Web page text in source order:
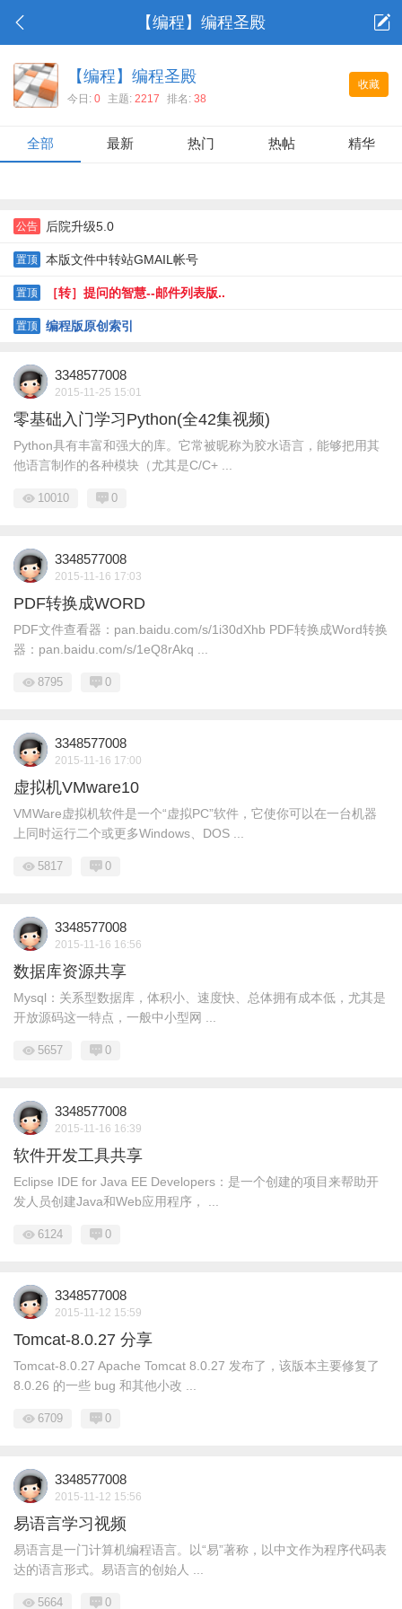
【编程】编程圣殿
收藏
【编程】编程圣殿
今日: 0 主题: 2217 排名: 38
全部 最新 热门 热帖 精华
公告 后院升级5.0
置顶 本版文件中转站GMAIL帐号
置顶 ［转］提问的智慧--邮件列表版..
置顶 编程版原创索引
3348577008
2015-11-25 15:01
零基础入门学习Python(全42集视频)
Python具有丰富和强大的库。它常被昵称为胶水语言，能够把用其
他语言制作的各种模块（尤其是C/C+ ...
10010 0
3348577008
2015-11-16 17:03
PDF转换成WORD
PDF文件查看器：pan.baidu.com/s/1i30dXhb PDF转换成Word转换
器：pan.baidu.com/s/1eQ8rAkq ...
8795 0
3348577008
2015-11-16 17:00
虚拟机VMware10
VMWare虚拟机软件是一个“虚拟PC”软件，它使你可以在一台机器
上同时运行二个或更多Windows、DOS ...
5817 0
3348577008
2015-11-16 16:56
数据库资源共享
Mysql：关系型数据库，体积小、速度快、总体拥有成本低，尤其是
开放源码这一特点，一般中小型网 ...
5657 0
3348577008
2015-11-16 16:39
软件开发工具共享
Eclipse IDE for Java EE Developers：是一个创建的项目来帮助开
发人员创建Java和Web应用程序， ...
6124 0
3348577008
2015-11-12 15:59
Tomcat-8.0.27 分享
Tomcat-8.0.27 Apache Tomcat 8.0.27 发布了，该版本主要修复了
8.0.26 的一些 bug 和其他小改 ...
6709 0
3348577008
2015-11-12 15:56
易语言学习视频
易语言是一门计算机编程语言。以“易”著称，以中文作为程序代码表
达的语言形式。易语言的创始人 ...
5664 0